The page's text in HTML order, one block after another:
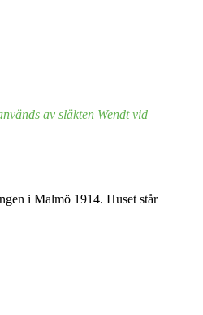
av släkten Wendt vid
i Malmö 1914. Huset står